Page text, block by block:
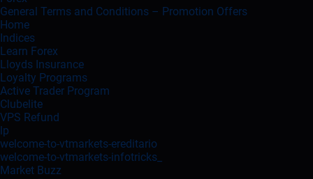
General Terms and Conditions – Promotion Offers
Home
Indices
Learn Forex
Lloyds Insurance
Loyalty Programs
Active Trader Program
Clubelite
VPS Refund
lp
welcome-to-vtmarkets-ereditario
welcome-to-vtmarkets-infotricks_
Market Buzz